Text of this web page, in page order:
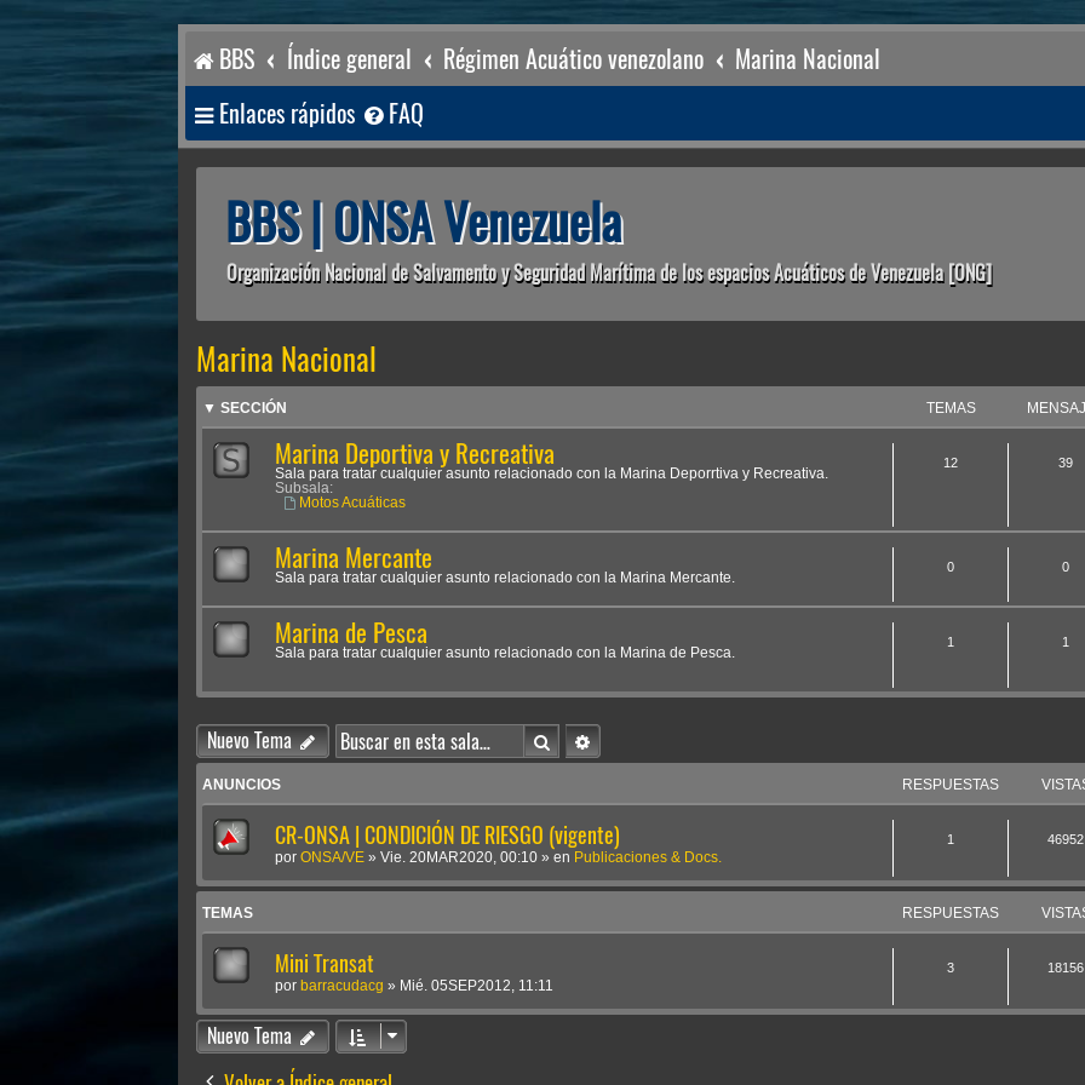
BBS Índice general Régimen Acuático venezolano Marina Nacional
Enlaces rápidos FAQ
BBS | ONSA Venezuela
Organización Nacional de Salvamento y Seguridad Marítima de los espacios Acuáticos de Venezuela [ONG]
Marina Nacional
▼ SECCIÓN TEMAS
Marina Deportiva y Recreativa
Sala para tratar cualquier asunto relacionado con la Marina Deporrtiva y Recreativa.
Subsala:
Motos Acuáticas
12 39
Marina Mercante
Sala para tratar cualquier asunto relacionado con la Marina Mercante.
0 0
Marina de Pesca
Sala para tratar cualquier asunto relacionado con la Marina de Pesca.
1 1
Nuevo Tema BuscarBúsqueda avanzada
ANUNCIOS RESPUESTAS
CR-ONSA | CONDICIÓN DE RIESGO (vigente)
por ONSA/VE » Vie. 20MAR2020, 00:10 » en Publicaciones & Docs.
1 46952
TEMAS RESPUESTAS
Mini Transat
por barracudacg » Mié. 05SEP2012, 11:11
3 18156
Nuevo Tema